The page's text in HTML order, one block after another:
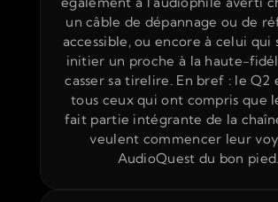
un câble de dépannage ou de
accessible, ou encore à celui qui
initier un proche à la haute-
casser sa tirelire. En bref : le Q2
tous ceux qui ont compris que
fait partie intégrante de la
veulent commencer leur
AudioQuest du bon pied.